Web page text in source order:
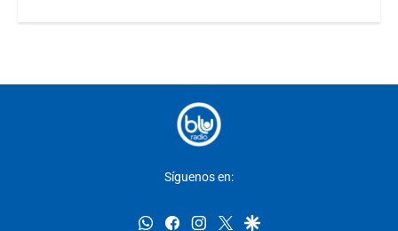
Síguenos en:
whatsappfacebookinstagram
twittergoogle